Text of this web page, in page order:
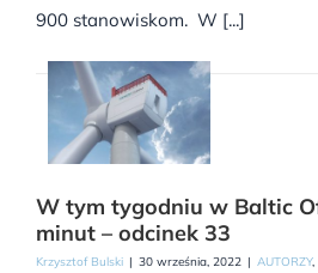
900 stanowiskom. W [...]
W tym tygodniu w Baltic
minut – odcinek 33
Krzysztof Bulski | 30 września, 2022 | AUTORZY,